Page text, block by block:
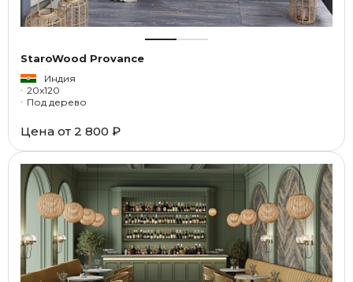
StaroWood Provance
Индия
20x120
Под дерево
Цена от 2 800 ₽